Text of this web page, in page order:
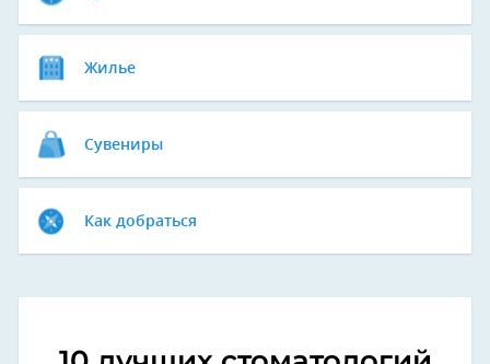
Жилье
Сувениры
Как добраться